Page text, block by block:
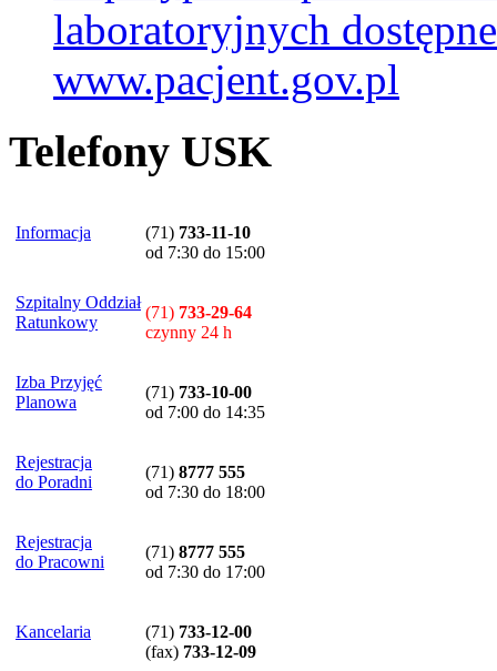
laboratoryjnych
www.pacjent.gov.pl
Telefony USK
Informacja (71) 733-11-10
od 7:30 do 15:00
Szpitalny Oddział
Ratunkowy
(71) 733-29-64
czynny 24 h
Izba Przyjęć
Planowa
(71) 733-10-00
od 7:00 do 14:35
Rejestracja
do Poradni
(71) 8777 555
od 7:30 do 18:00
Rejestracja
do Pracowni
(71) 8777 555
od 7:30 do 17:00
Kancelaria (71) 733-12-00
(fax) 733-12-09